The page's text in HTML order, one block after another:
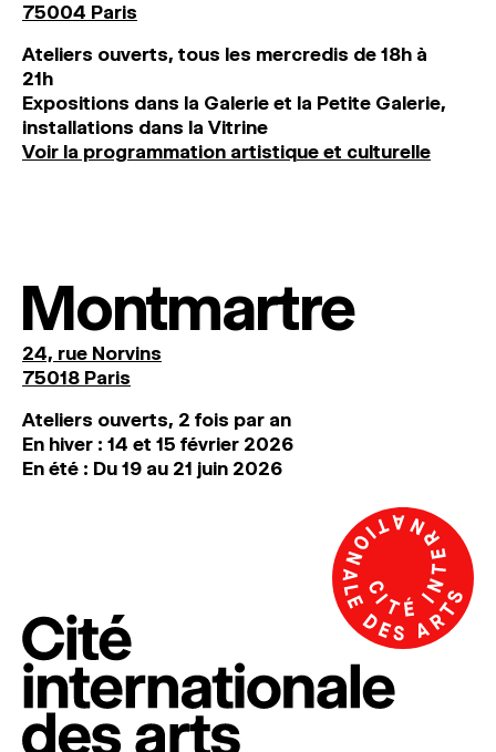
75004 Paris
Ateliers ouverts, tous les mercredis de 18h à
21h
Expositions dans la Galerie et la Petite Galerie,
installations dans la Vitrine
Voir la programmation artistique et culturelle
Montmartre
24, rue Norvins
75018 Paris
Ateliers ouverts, 2 fois par an
En hiver : 14 et 15 février 2026
En été : Du 19 au 21 juin 2026